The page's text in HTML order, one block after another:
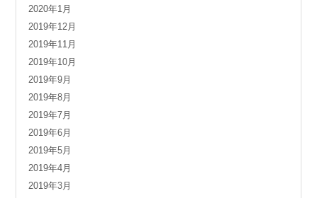
2020年1月
2019年12月
2019年11月
2019年10月
2019年9月
2019年8月
2019年7月
2019年6月
2019年5月
2019年4月
2019年3月